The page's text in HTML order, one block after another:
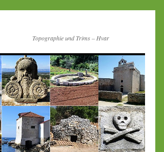
Topographie und Trims – Hvar